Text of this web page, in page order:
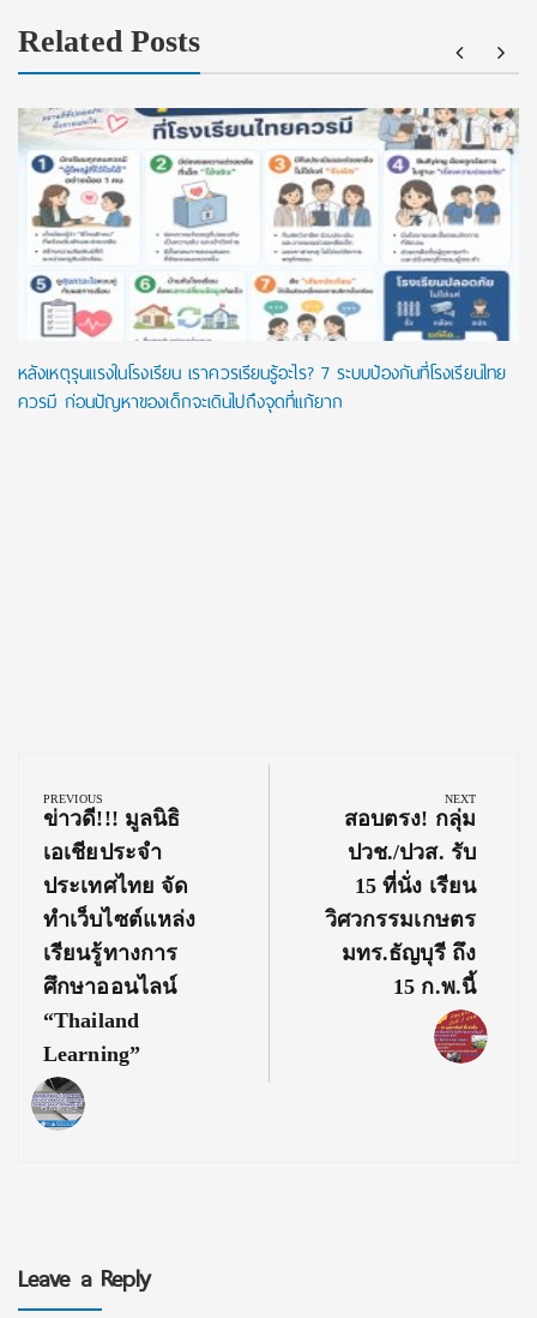
Related Posts
หลังเหตุรุนแรงในโรงเรียน เราควรเรียนรู้อะไร? 7 ระบบป้องกันที่โรงเรียนไทย
ควรมี ก่อนปัญหาของเด็กจะเดินไปถึงจุดที่แก้ยาก
navigation
PREVIOUS
Previous
Post:
ข่าวดี!!! มูลนิธิ
เอเชียประจำ
ประเทศไทย จัด
ทำเว็บไซต์แหล่ง
เรียนรู้ทางการ
ศึกษาออนไลน์
“Thailand
Learning”
NEXT
Next
Post:
สอบตรง! กลุ่ม
ปวช./ปวส. รับ
15 ที่นั่ง เรียน
วิศวกรรมเกษตร
มทร.ธัญบุรี ถึง
15 ก.พ.นี้
Leave a Reply